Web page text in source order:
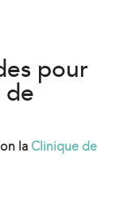
pour
de
la Clinique de